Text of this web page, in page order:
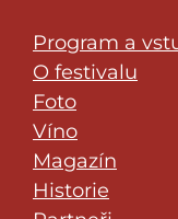
Program a
O festivalu
Foto
Víno
Magazín
Historie